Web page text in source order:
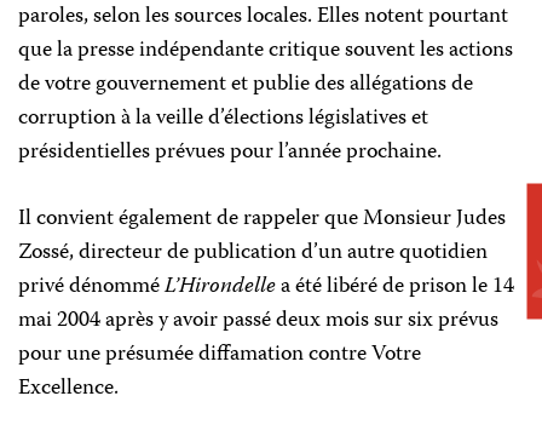
paroles, selon les sources locales. Elles notent pourtant
que la presse indépendante critique souvent les actions
de votre gouvernement et publie des allégations de
corruption à la veille d’élections législatives et
présidentielles prévues pour l’année prochaine.
Il convient également de rappeler que Monsieur Judes
Zossé, directeur de publication d’un autre quotidien
privé dénomméL’Hirondellea été libéré de prison le 14
mai 2004 après y avoir passé deux mois sur six prévus
pour une présumée diffamation contre Votre
Excellence.